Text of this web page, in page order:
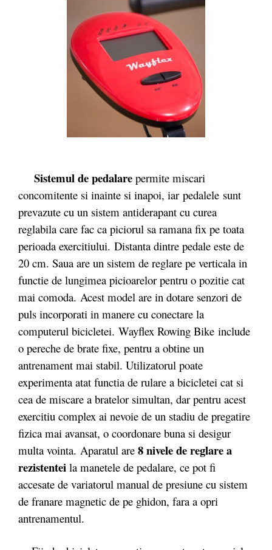
Sistemul de pedalare permite miscari
concomitente si inainte si inapoi, iar pedalele sunt
prevazute cu un sistem antiderapant cu curea
reglabila care fac ca piciorul sa ramana fix pe toata
perioada exercitiului. Distanta dintre pedale este de
20 cm. Saua are un sistem de reglare pe verticala in
functie de lungimea picioarelor pentru o pozitie cat
mai comoda. Acest model are in dotare senzori de
puls incorporati in manere cu conectare la
computerul bicicletei. Wayflex Rowing Bike include
o pereche de brate fixe, pentru a obtine un
antrenament mai stabil. Utilizatorul poate
experimenta atat functia de rulare a bicicletei cat si
cea de miscare a bratelor simultan, dar pentru acest
exercitiu complex ai nevoie de un stadiu de pregatire
fizica mai avansat, o coordonare buna si desigur
multa vointa. Aparatul are 8 nivele de reglare a
rezistentei la manetele de pedalare, ce pot fi
accesate de variatorul manual de presiune cu sistem
de franare magnetic de pe ghidon, fara a opri
antrenamentul.